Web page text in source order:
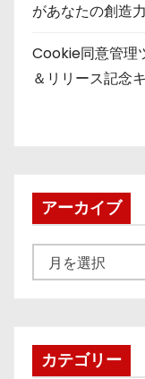
があなたの創造
Cookie同意管理
＆リリース記念
アーカイブ
ー
ブカテゴリー